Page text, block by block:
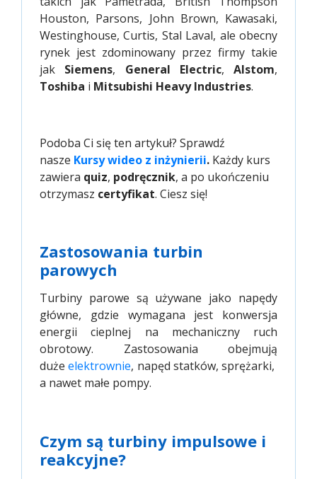
Houston, Parsons, John Brown, Kawasaki,
Westinghouse, Curtis, Stal Laval, ale obecny
rynek jest zdominowany przez firmy takie
jak Siemens, General Electric, Alstom,
Toshiba i Mitsubishi Heavy Industries.
Podoba Ci się ten artykuł? Sprawdź
nasze Kursy wideo z inżynierii. Każdy kurs
zawiera quiz, podręcznik, a po ukończeniu
otrzymasz certyfikat. Ciesz się!
Zastosowania turbin
parowych
Turbiny parowe są używane jako napędy
główne, gdzie wymagana jest konwersja
energii cieplnej na mechaniczny ruch
obrotowy. Zastosowania obejmują
dużeelektrownie, napęd statków, sprężarki,
a nawet małe pompy.
Czym są turbiny impulsowe i
reakcyjne?